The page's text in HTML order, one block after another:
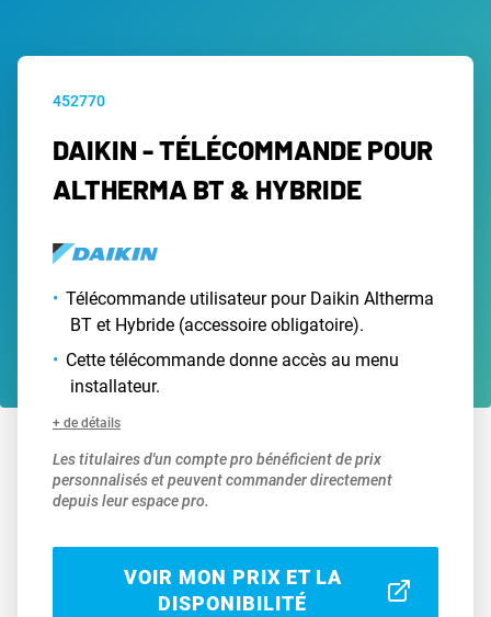
452770
DAIKIN - TÉLÉCOMMANDE POUR
ALTHERMA BT & HYBRIDE
Télécommande utilisateur pour Daikin Altherma
BT et Hybride (accessoire obligatoire).
Cette télécommande donne accès au menu
installateur.
+ de détails
Les titulaires d'un compte pro bénéficient de prix
personnalisés et peuvent commander directement
depuis leur espace pro.
VOIR MON PRIX ET LA
DISPONIBILITÉ